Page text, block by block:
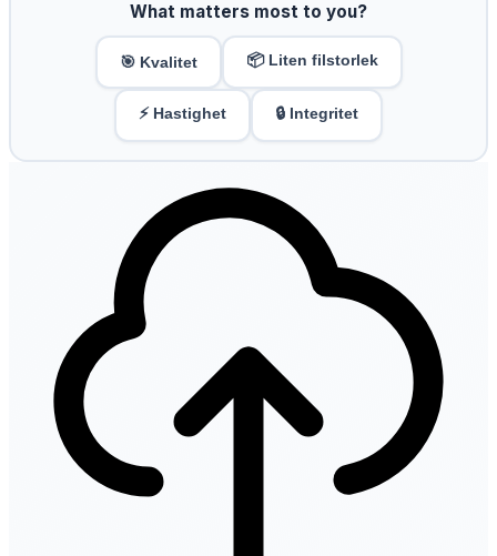
What matters most to you?
🎯 Kvalitet 📦 Liten filstorlek
⚡ Hastighet 🔒 Integritet